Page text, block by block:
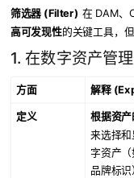
筛选器 (Filter) 在 DAM、
高可发现性的关键工具，
1. 在数字资产管
方面 解释
定义
根据资
来选择
字资产
品牌标识